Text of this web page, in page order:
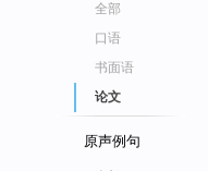
全部
口语
书面语
论文
原声例句